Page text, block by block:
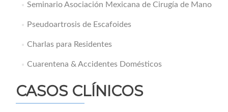
Seminario Asociación Mexicana de Cirugía de Mano
Pseudoartrosis de Escafoides
Charlas para Residentes
Cuarentena & Accidentes Domésticos
CASOS CLÍNICOS